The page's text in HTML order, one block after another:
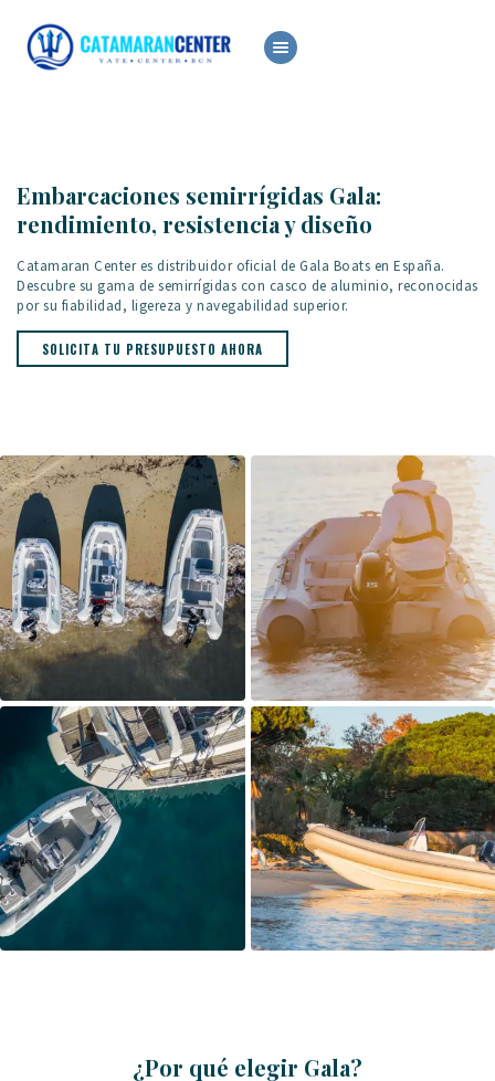
SERVICIOS
NOTICIAS
Embarcaciones semirrígidas Gala:
rendimiento, resistencia y diseño
Catamaran Center es distribuidor oficial de Gala Boats en España.
Descubre su gama de semirrígidas con casco de aluminio, reconocidas
por su fiabilidad, ligereza y navegabilidad superior.
SOLICITA TU PRESUPUESTO AHORA
¿Por qué elegir Gala?